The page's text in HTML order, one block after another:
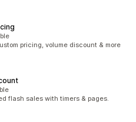
pricing, volume discount & more
flash sales with timers & pages.